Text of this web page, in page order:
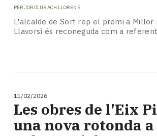
PER JORDI UBACH LLORENS
L'alcalde de Sort rep el premi a
Llavorsí és reconeguda com a
11/02/2026
Les obres de l'Eix
una nova rotonda